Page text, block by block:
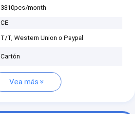
3310pcs/month
CE
T/T, Western Union o Paypal
Cartón
Vea más